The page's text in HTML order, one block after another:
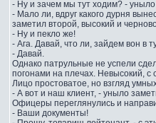
- Ну и зачем мы тут ходим? -
- Мало ли, вдруг какого дурня
заметил второй, высокий и
- Ну и пекло же!
- Ага. Давай, что ли, зайдем вон в
- Давай.
Однако патрульные не успели
погонами на плечах. Невысокий, с
Лицо простоватое, но взгляд
- А вот и наш клиент, - уныло
Офицеры переглянулись и
- Ваши документы!